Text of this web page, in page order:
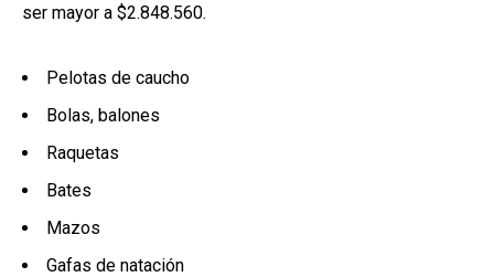
ser mayor a $2.848.560.
Pelotas de caucho
Bolas, balones
Raquetas
Bates
Mazos
Gafas de natación